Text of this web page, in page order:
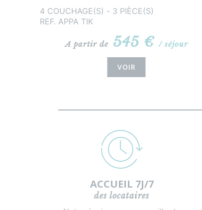
4 COUCHAGE(S) - 3 PIÈCE(S)
REF. APPA TIK
A partir de 545 €/ séjour
VOIR
ACCUEIL 7J/7
des locataires